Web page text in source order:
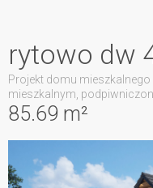
85.69 m²
rytowo dw
Projekt domu
mieszkalnym,